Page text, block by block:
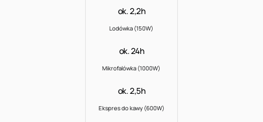
ok. 2,2h
Lodówka (150W)
ok. 24h
Mikrofalówka (1000W)
ok. 2,5h
Ekspres do kawy (600W)